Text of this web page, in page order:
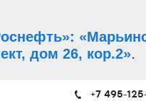
дом 26, кор.2».
+7 495-